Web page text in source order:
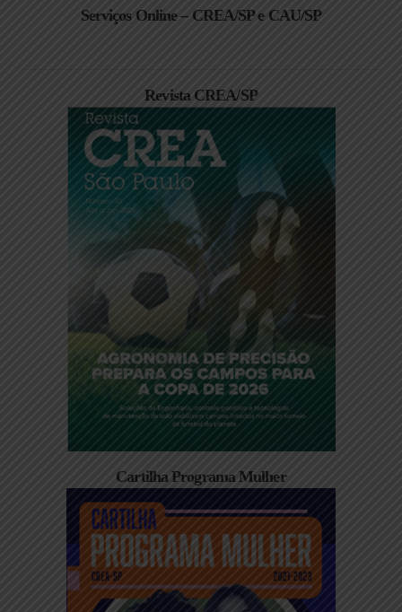
Serviços Online – CREA/SP e CAU/SP
Revista CREA/SP
Cartilha Programa Mulher